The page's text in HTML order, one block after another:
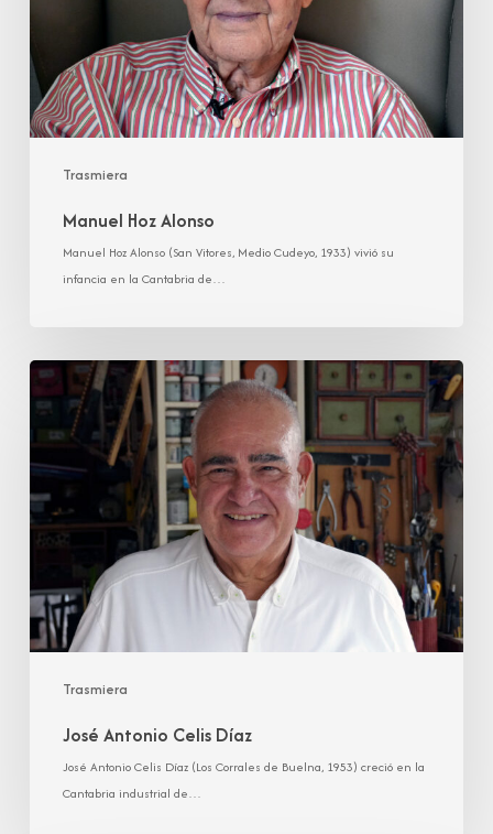
Trasmiera
Manuel Hoz Alonso
Manuel Hoz Alonso (San Vitores, Medio Cudeyo, 1933) vivió su
infancia en la Cantabria de…
Trasmiera
José
Antonio
Celis
Díaz
José Antonio Celis Díaz
José Antonio Celis Díaz (Los Corrales de Buelna, 1953) creció en la
Cantabria industrial de…